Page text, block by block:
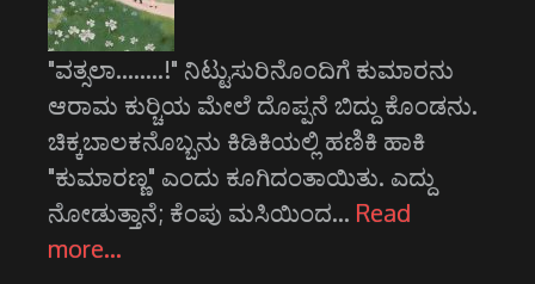
"ವತ್ಸಲಾ........!" ನಿಟ್ಟುಸುರಿನೊಂದಿಗೆ ಕುಮಾರನು
ಆರಾಮ ಕುರ್‍ಚಿಯ ಮೇಲೆ ದೊಪ್ಪನೆ ಬಿದ್ದು ಕೊಂಡನು.
ಚಿಕ್ಕಬಾಲಕನೊಬ್ಬನು ಕಿಡಿಕಿಯಲ್ಲಿ ಹಣಿಕಿ ಹಾಕಿ
"ಕುಮಾರಣ್ಣ" ಎಂದು ಕೂಗಿದಂತಾಯಿತು. ಎದ್ದು
ನೋಡುತ್ತಾನೆ; ಕೆಂಪು ಮಸಿಯಿಂದ… Read
more…